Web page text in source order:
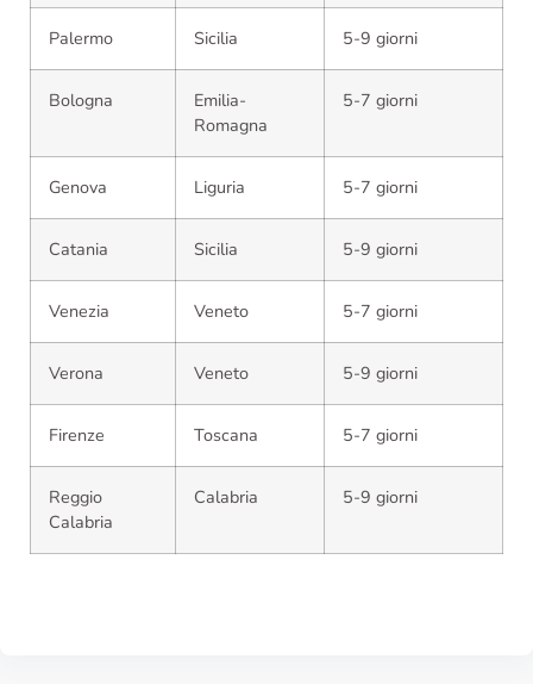
Palermo Sicilia 5-9 giorni
Bologna
Emilia-
Romagna
5-7 giorni
Genova Liguria 5-7 giorni
Catania Sicilia 5-9 giorni
Venezia Veneto 5-7 giorni
Verona Veneto 5-9 giorni
Firenze Toscana 5-7 giorni
Reggio
Calabria
Calabria 5-9 giorni